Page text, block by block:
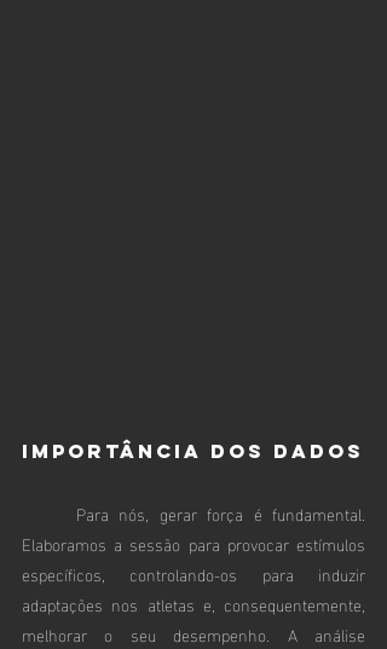
Importância dos Dados
Elaboramos a sessão para provocar estímulos
específicos, controlando-os para induzir
adaptações nos atletas e, consequentemente,
melhorar o seu desempenho. A análise